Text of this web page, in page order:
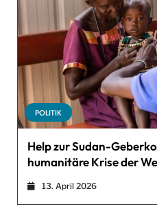
POLITIK
Help zur Sudan-
humanitäre Krise der
13. April 2026